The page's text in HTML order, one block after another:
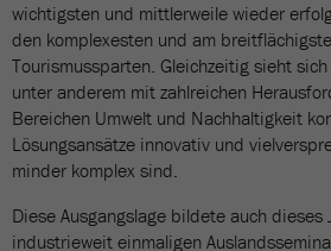
wichtigsten und mittlerweile wieder
den komplexesten und am
Tourismussparten. Gleichzeitig sieht
unter anderem mit zahlreichen
Bereichen Umwelt und Nachhaltigkeit
Lösungsansätze innovativ und
minder komplex sind.
Diese Ausgangslage bildete auch
industrieweit einmaligen